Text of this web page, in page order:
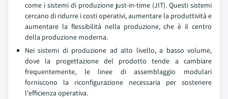
come i sistemi di produzione just-in-time (JIT). Questi sistemi
cercano di ridurre i costi operativi, aumentare la produttività e
aumentare la flessibilità nella produzione, che è il centro
della produzione moderna.
Nei sistemi di produzione ad alto livello, a basso volume,
dove la progettazione del prodotto tende a cambiare
frequentemente, le linee di assemblaggio modulari
forniscono la riconfigurazione necessaria per sostenere
l'efficienza operativa.